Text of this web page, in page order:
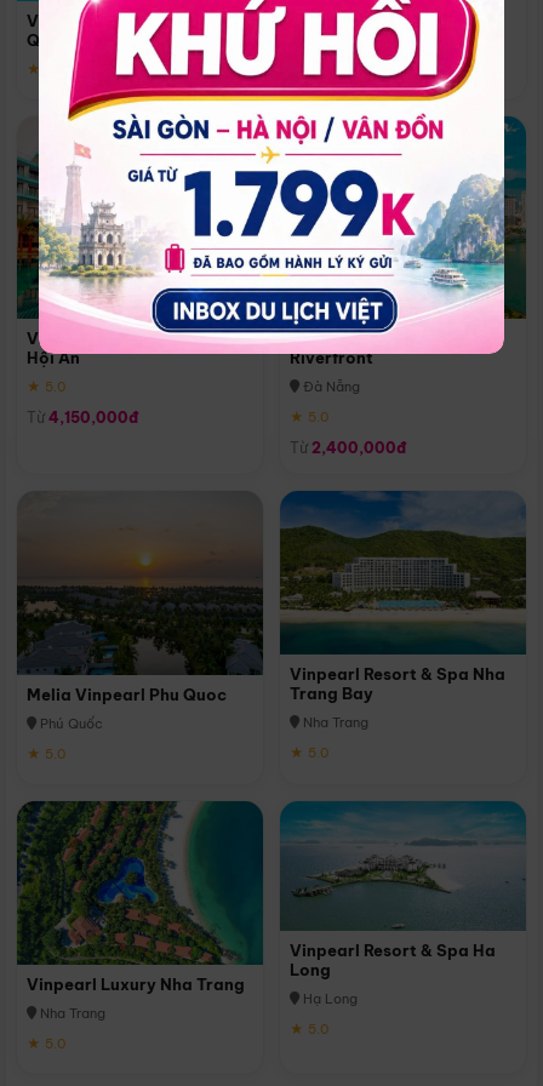
Vinpearl Resort & Spa Phu
Quoc
★ 5.0
Quoc
Phú Quốc
★ 5.0
Vinpearl Resort & Golf Nam
Hội An
★ 5.0
Từ 4,150,000đ
Melia Vinpearl Danang
Riverfront
Đà Nẵng
★ 5.0
Từ 2,400,000đ
Melia Vinpearl Phu Quoc
Phú Quốc
★ 5.0
Vinpearl Resort & Spa Nha
Trang Bay
Nha Trang
★ 5.0
Vinpearl Luxury Nha Trang
Nha Trang
★ 5.0
Vinpearl Resort & Spa Ha
Long
Hạ Long
★ 5.0